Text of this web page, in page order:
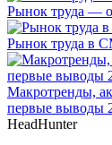
Рынок труда —
Рынок труда в
Макротренды,
первые выводы
HeadHunter